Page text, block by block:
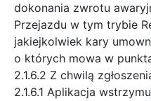
dokonania zwrotu
Przejazdu w tym trybie
jakiejkolwiek kary
o których mowa w
2.1.6.2 Z chwilą
2.1.6.1 Aplikacja